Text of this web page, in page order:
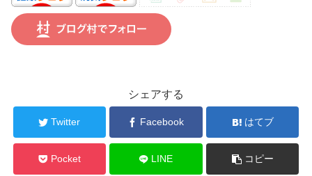
シェアする
Twitter Facebook はてブ
Pocket LINE コピー